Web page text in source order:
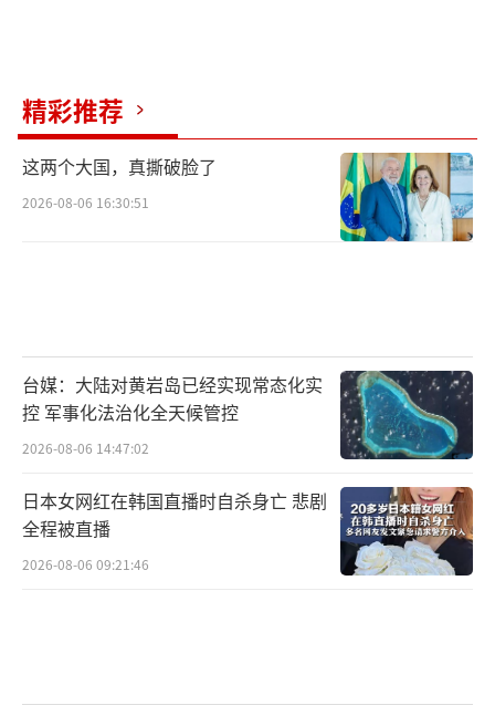
精彩推荐
这两个大国，真撕破脸了
2026-08-06 16:30:51
台媒：大陆对黄岩岛已经实现常态化实
控 军事化法治化全天候管控
2026-08-06 14:47:02
日本女网红在韩国直播时自杀身亡 悲剧
全程被直播
2026-08-06 09:21:46